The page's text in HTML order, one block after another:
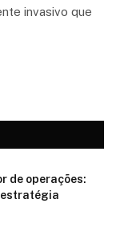
invasivo que
de operações:
estratégia